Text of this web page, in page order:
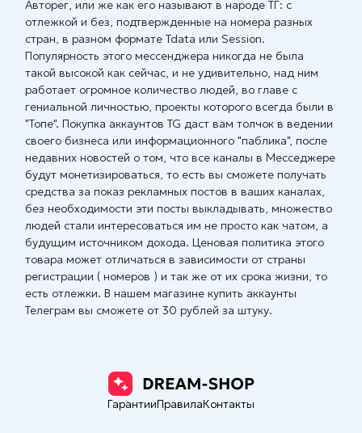
Авторег, или же как его называют в народе ТГ: с
отлежкой и без, подтвержденные на номера разных
стран, в разном формате Tdata или Session.
Популярность этого мессенджера никогда не была
такой высокой как сейчас, и не удивительно, над ним
работает огромное количество людей, во главе с
гениальной личностью, проекты которого всегда были в
"Топе". Покупка аккаунтов TG даст вам толчок в ведении
своего бизнеса или информационного "паблика", после
недавних новостей о том, что все каналы в Месседжере
будут монетизироваться, то есть вы сможете получать
средства за показ рекламных постов в ваших каналах,
без необходимости эти посты выкладывать, множество
людей стали интересоваться им не просто как чатом, а
будущим источником дохода. Ценовая политика этого
товара может отличаться в зависимости от страны
регистрации ( номеров ) и так же от их срока жизни, то
есть отлежки. В нашем магазине купить аккаунты
Телеграм вы сможете от 30 рублей за штуку.
ГарантииПравилаКонтакты